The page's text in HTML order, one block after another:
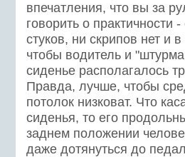
впечатления, что вы за
говорить о практичности
стуков, ни скрипов нет и
чтобы водитель и
сиденье располагалось
Правда, лучше, чтобы
потолок низковат. Что
сиденья, то его
заднем положении
даже дотянуться до